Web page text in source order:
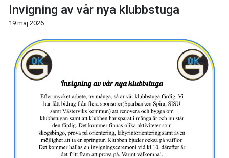
Invigning av vår nya klubbstuga
19 maj 2026